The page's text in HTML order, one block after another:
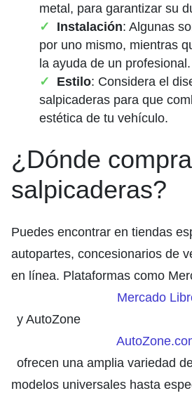
metal, para garantizar su
Instalación: Algunas
por uno mismo, mientras
la ayuda de un profesional.
Estilo: Considera el
salpicaderas para que
estética de tu vehículo.
¿Dónde
salpicaderas?
Puedes encontrar en tiendas
autopartes, concesionarios de
en línea. Plataformas como
Mercado
y AutoZone
ofrecen una amplia variedad
modelos universales hasta